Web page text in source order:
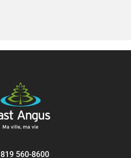
819 560-8600